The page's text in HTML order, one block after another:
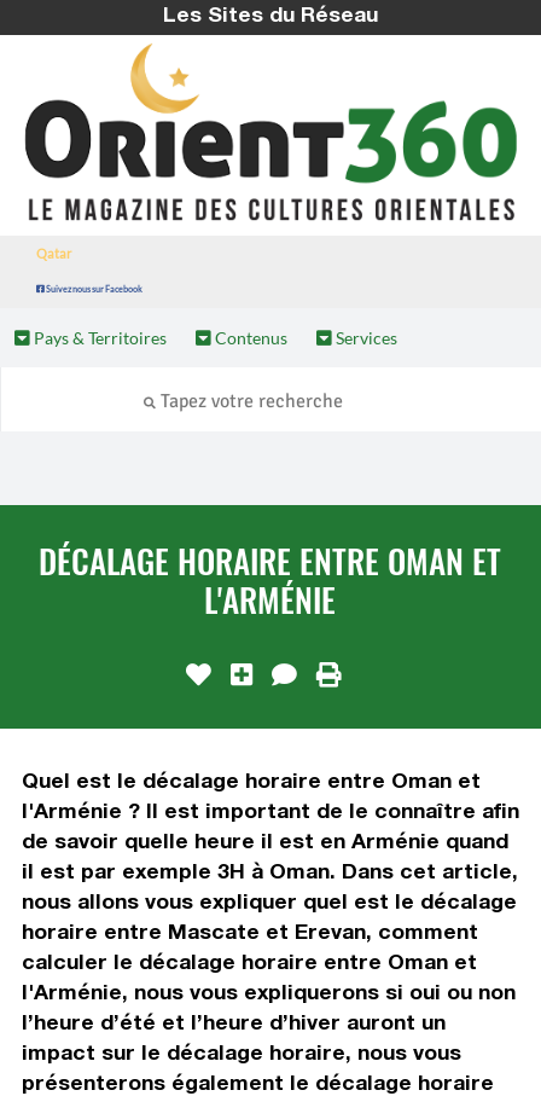
Les Sites du Réseau
Qatar
Suivez nous sur Facebook
Pays & Territoires Contenus Services
DÉCALAGE HORAIRE ENTRE OMAN ET
L'ARMÉNIE
Quel est le décalage horaire entre Oman et
l'Arménie ? Il est important de le connaître afin
de savoir quelle heure il est en Arménie quand
il est par exemple 3H à Oman. Dans cet article,
nous allons vous expliquer quel est le décalage
horaire entre Mascate et Erevan, comment
calculer le décalage horaire entre Oman et
l'Arménie, nous vous expliquerons si oui ou non
l’heure d’été et l’heure d’hiver auront un
impact sur le décalage horaire, nous vous
présenterons également le décalage horaire